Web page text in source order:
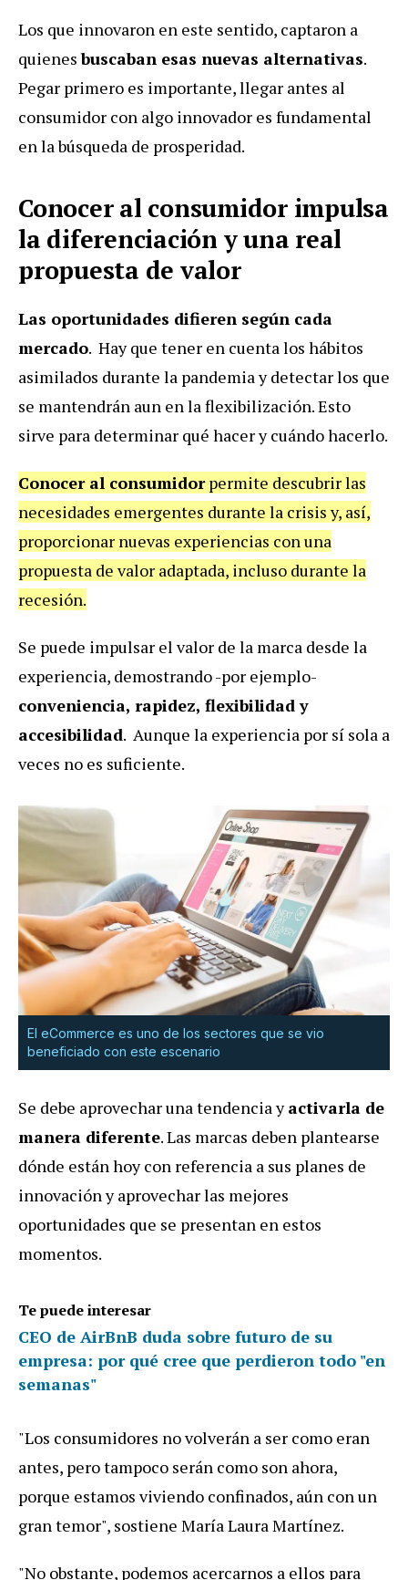
Los que innovaron en este sentido, captaron a
quienesbuscaban esas nuevas alternativas.
Pegar primero es importante, llegar antes al
consumidor con algo innovador es fundamental
en la búsqueda de prosperidad.
Conocer al consumidor impulsa
la diferenciación y una real
propuesta de valor
Las oportunidades difieren según cada
mercado. Hay que tener en cuenta los hábitos
asimilados durante la pandemia y detectar los que
se mantendrán aun en la flexibilización. Esto
sirve para determinar qué hacer y cuándo hacerlo.
Conocer al consumidorpermite descubrir las
necesidades emergentes durante la crisis y, así,
proporcionar nuevas experiencias con una
propuesta de valor adaptada, incluso durante la
recesión.
Se puede impulsar el valor de la marca desde la
experiencia, demostrando -por ejemplo-
conveniencia, rapidez, flexibilidad y
accesibilidad. Aunque la experiencia por sí sola a
veces no es suficiente.
El eCommerce es uno de los sectores que se vio
beneficiado con este escenario
Se debe aprovechar una tendencia yactivarla de
manera diferente. Las marcas deben plantearse
dónde están hoy con referencia a sus planes de
innovación y aprovechar las mejores
oportunidades que se presentan en estos
momentos.
Te puede interesar
CEO de AirBnB duda sobre futuro de su
empresa: por qué cree que perdieron todo "en
semanas"
"Los consumidores no volverán a ser como eran
antes, pero tampoco serán como son ahora,
porque estamos viviendo confinados, aún con un
gran temor", sostiene María Laura Martínez.
"No obstante, podemos acercarnos a ellos para